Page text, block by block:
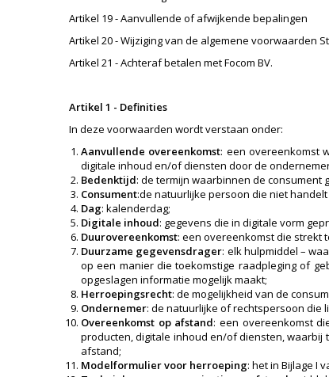
Artikel 19 - Aanvullende of afwijkende bepalingen
Artikel 20 - Wijziging van de algemene voorwaarden
Artikel 21 - Achteraf betalen met Focom BV.
Artikel 1 - Definities
In deze voorwaarden wordt verstaan onder:
Aanvullende overeenkomst: een overeenkomst
digitale inhoud en/of diensten door de
Bedenktijd: de termijn waarbinnen de consument
Consument:de natuurlijke persoon die niet
Dag: kalenderdag;
Digitale inhoud: gegevens die in digitale vorm
Duurovereenkomst: een overeenkomst die strekt
Duurzame gegevensdrager: elk hulpmiddel –
op een manier die toekomstige raadpleging of
opgeslagen informatie mogelijk maakt;
Herroepingsrecht: de mogelijkheid van de
Ondernemer: de natuurlijke of rechtspersoon die
Overeenkomst op afstand: een overeenkomst
producten, digitale inhoud en/of diensten, waarbij
afstand;
Modelformulier voor herroeping: het in Bijlage I